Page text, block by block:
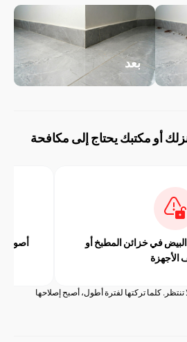
بعد
يحتاج إلى مكافحة
المطبخ أو
أصوات خدش أو
تركتها لفترة أطول، أصبح إصلاحها